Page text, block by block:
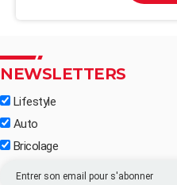
NEWSLETTERS
Lifestyle
Auto
Bricolage